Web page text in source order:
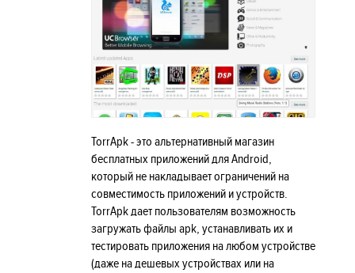
TorrApk - это альтернативный магазин
бесплатных приложений для Android,
который не накладывает ограничений на
совместимость приложений и устройств.
TorrApk дает пользователям возможность
загружать файлы apk, устанавливать их и
тестировать приложения на любом устройстве
(даже на дешевых устройствах или на